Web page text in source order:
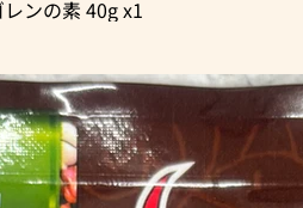
ンの素 40g x1